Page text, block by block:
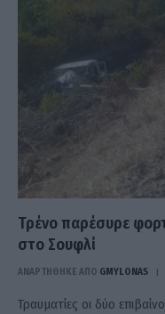
Τρένο παρέσυρε
στο Σουφλί
ΑΝΑΡΤΗΘΗΚΕ ΑΠΟ GMYLONAS
Τραυματίες οι δύο